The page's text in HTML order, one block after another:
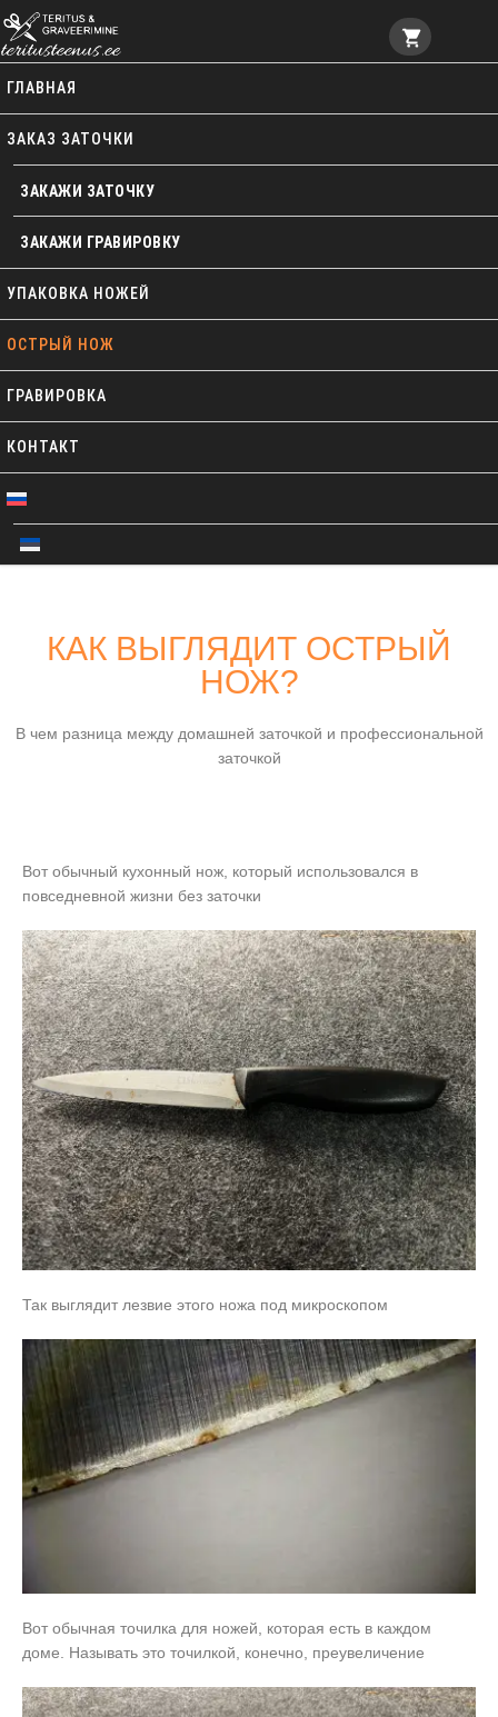
Услуга заточки ножей
ГЛАВНАЯ
ЗАКАЗ ЗАТОЧКИ
ЗАКАЖИ ЗАТОЧКУ
ЗАКАЖИ ГРАВИРОВКУ
УПАКОВКА НОЖЕЙ
ОСТРЫЙ НОЖ
ГРАВИРОВКА
КОНТАКТ
КАК ВЫГЛЯДИТ ОСТРЫЙ
НОЖ?
В чем разница между домашней заточкой и профессиональной
заточкой
Вот обычный кухонный нож, который использовался в
повседневной жизни без заточки
Так выглядит лезвие этого ножа под микроскопом
Вот обычная точилка для ножей, которая есть в каждом
доме. Называть это точилкой, конечно, преувеличение